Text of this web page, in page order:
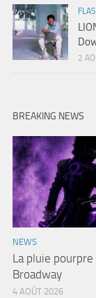
2
BREAKING NEWS
NEWS
La pluie pourpre
Broadway
4 AOÛT 2026